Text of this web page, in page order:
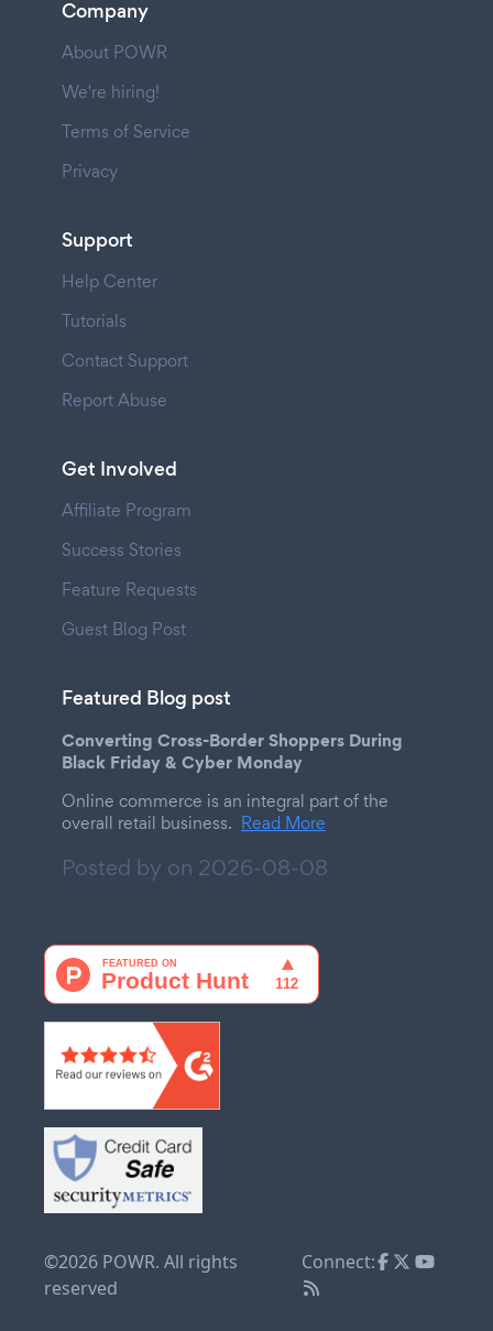
Company
About POWR
We're hiring!
Terms of Service
Privacy
Support
Help Center
Tutorials
Contact Support
Report Abuse
Get Involved
Affiliate Program
Success Stories
Feature Requests
Guest Blog Post
Featured Blog post
Converting Cross-Border Shoppers During
Black Friday & Cyber Monday
Online commerce is an integral part of the
overall retail business. Read More
Posted by on 2026-08-08
©2026 POWR. All rights
reserved
Connect: